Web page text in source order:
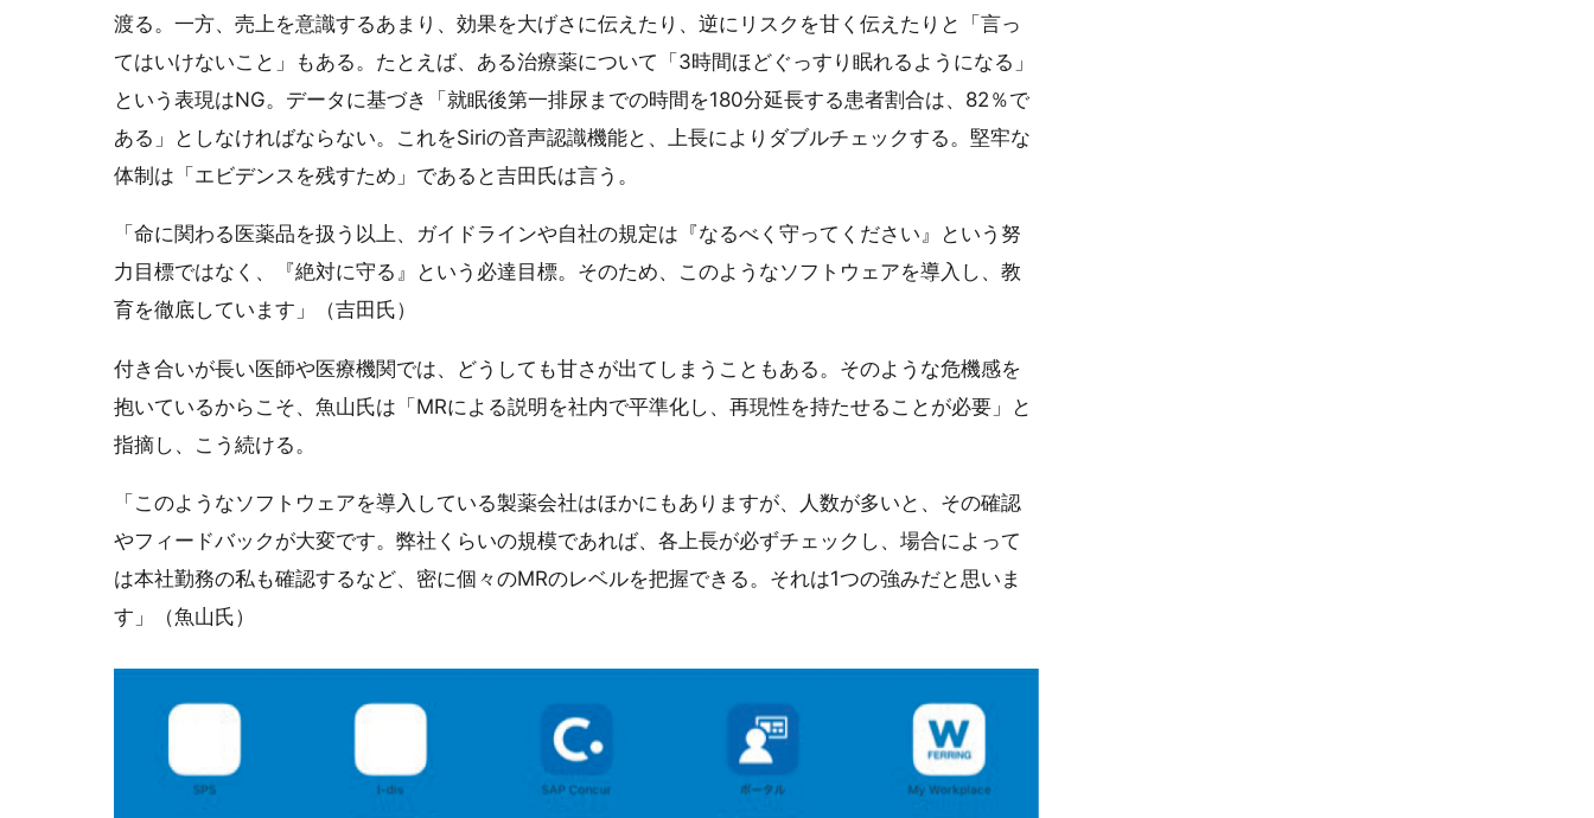
渡る。一方、売上を意識するあまり、効果を大げさに伝えたり、逆にリスクを甘く伝えたりと「言っ
てはいけないこと」もある。たとえば、ある治療薬について「3時間ほどぐっすり眠れるようになる」
という表現はNG。データに基づき「就眠後第一排尿までの時間を180分延長する患者割合は、82％で
ある」としなければならない。これをSiriの音声認識機能と、上長によりダブルチェックする。堅牢な
体制は「エビデンスを残すため」であると吉田氏は言う。
「命に関わる医薬品を扱う以上、ガイドラインや自社の規定は『なるべく守ってください』という努
力目標ではなく、『絶対に守る』という必達目標。そのため、このようなソフトウェアを導入し、教
育を徹底しています」（吉田氏）
付き合いが長い医師や医療機関では、どうしても甘さが出てしまうこともある。そのような危機感を
抱いているからこそ、魚山氏は「MRによる説明を社内で平準化し、再現性を持たせることが必要」と
指摘し、こう続ける。
「このようなソフトウェアを導入している製薬会社はほかにもありますが、人数が多いと、その確認
やフィードバックが大変です。弊社くらいの規模であれば、各上長が必ずチェックし、場合によって
は本社勤務の私も確認するなど、密に個々のMRのレベルを把握できる。それは1つの強みだと思いま
す」（魚山氏）